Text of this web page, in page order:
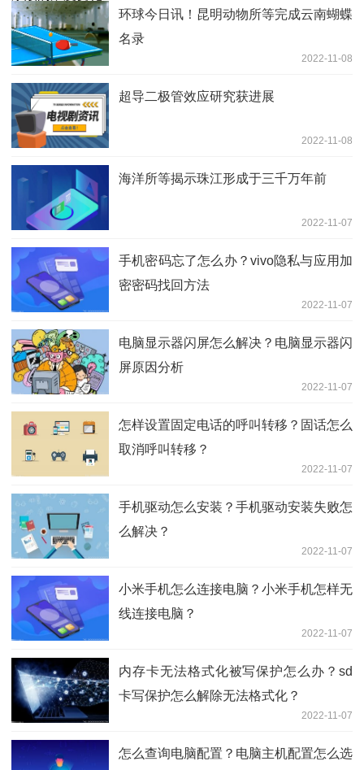
环球今日讯！昆明动物所等完成云南蝴蝶
名录
2022-11-08
超导二极管效应研究获进展
2022-11-08
海洋所等揭示珠江形成于三千万年前
2022-11-07
手机密码忘了怎么办？vivo隐私与应用加
密密码找回方法
2022-11-07
电脑显示器闪屏怎么解决？电脑显示器闪
屏原因分析
2022-11-07
怎样设置固定电话的呼叫转移？固话怎么
取消呼叫转移？
2022-11-07
手机驱动怎么安装？手机驱动安装失败怎
么解决？
2022-11-07
小米手机怎么连接电脑？小米手机怎样无
线连接电脑？
2022-11-07
内存卡无法格式化被写保护怎么办？sd
卡写保护怎么解除无法格式化？
2022-11-07
怎么查询电脑配置？电脑主机配置怎么选